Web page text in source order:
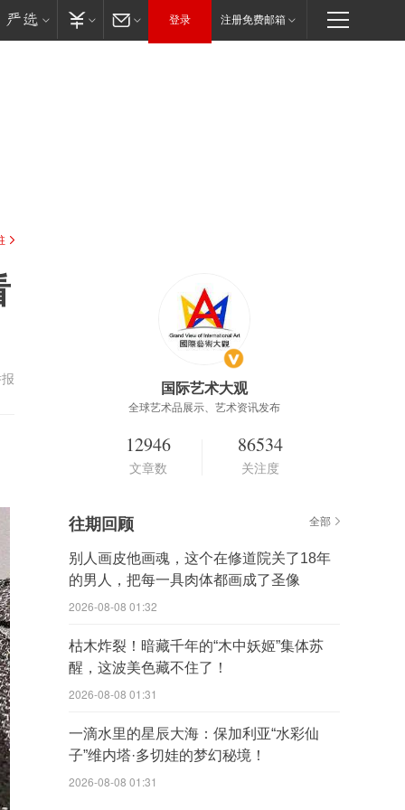
登录 注册免费邮箱
国际艺术大观
全球艺术品展示、艺术资讯发布
12946
文章数
86534
关注度
往期回顾 全部
别人画皮他画魂，这个在修道院关了18年
的男人，把每一具肉体都画成了圣像
2026-08-08 01:32
枯木炸裂！暗藏千年的“木中妖姬”集体苏
醒，这波美色藏不住了！
2026-08-08 01:31
一滴水里的星辰大海：保加利亚“水彩仙
子”维内塔·多切娃的梦幻秘境！
2026-08-08 01:31